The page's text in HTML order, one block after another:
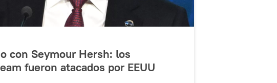
con Seymour Hersh: los
fueron atacados por EEUU